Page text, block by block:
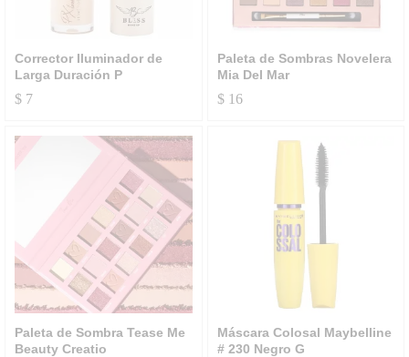
Corrector Iluminador de
Larga Duración P
$ 7
Paleta de Sombras Novelera
Mia Del Mar
$16
Paleta de Sombra Tease Me
Beauty Creatio
Máscara Colosal Maybelline
# 230 Negro G